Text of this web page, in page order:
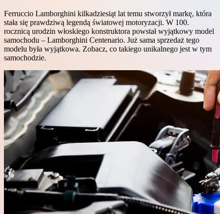
Ferruccio Lamborghini kilkadziesiąt lat temu stworzył markę, która
stała się prawdziwą legendą światowej motoryzacji. W 100.
rocznicą urodzin włoskiego konstruktora powstał wyjątkowy model
samochodu – Lamborghini Centenario. Już sama sprzedaż tego
modelu była wyjątkowa. Zobacz, co takiego unikalnego jest w tym
samochodzie.